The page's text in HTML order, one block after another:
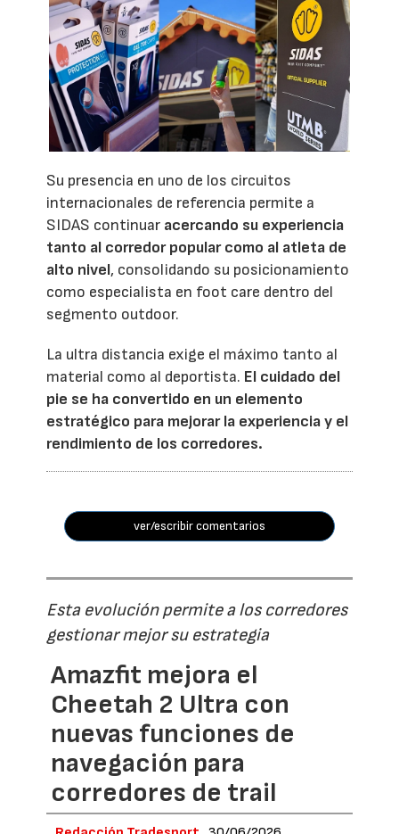
Su presencia en uno de los circuitos
internacionales de referencia permite a
SIDAS continuar acercando su experiencia
tanto al corredor popular como al atleta de
alto nivel, consolidando su posicionamiento
como especialista en foot care dentro del
segmento outdoor.
La ultra distancia exige el máximo tanto al
material como al deportista. El cuidado del
pie se ha convertido en un elemento
estratégico para mejorar la experiencia y el
rendimiento de los corredores.
ver/escribir comentarios
Esta evolución permite a los corredores
gestionar mejor su estrategia
Amazfit mejora el
Cheetah 2 Ultra con
nuevas funciones de
navegación para
corredores de trail